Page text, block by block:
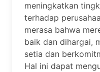
meningkatkan
terhadap
merasa bahwa
baik dan dihargai,
setia dan
Hal ini dapat